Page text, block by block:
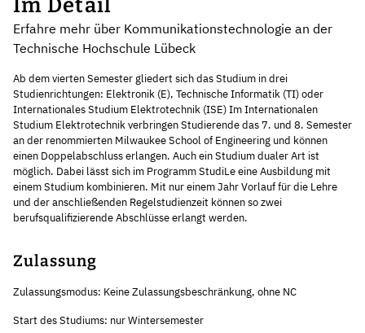
Im Detail
Erfahre mehr über Kommunikationstechnologie an der
Technische Hochschule Lübeck
Ab dem vierten Semester gliedert sich das Studium in drei
Studienrichtungen: Elektronik (E), Technische Informatik (TI) oder
Internationales Studium Elektrotechnik (ISE) Im Internationalen
Studium Elektrotechnik verbringen Studierende das 7. und 8. Semester
an der renommierten Milwaukee School of Engineering und können
einen Doppelabschluss erlangen. Auch ein Studium dualer Art ist
möglich. Dabei lässt sich im Programm StudiLe eine Ausbildung mit
einem Studium kombinieren. Mit nur einem Jahr Vorlauf für die Lehre
und der anschließenden Regelstudienzeit können so zwei
berufsqualifizierende Abschlüsse erlangt werden.
Zulassung
Zulassungsmodus: Keine Zulassungsbeschränkung, ohne NC
Start des Studiums: nur Wintersemester